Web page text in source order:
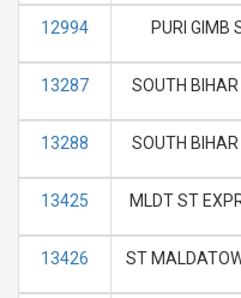
12994 PURI GIMB
13287 SOUTH BIHAR
13288 SOUTH BIHAR
13425 MLDT ST
13426 ST